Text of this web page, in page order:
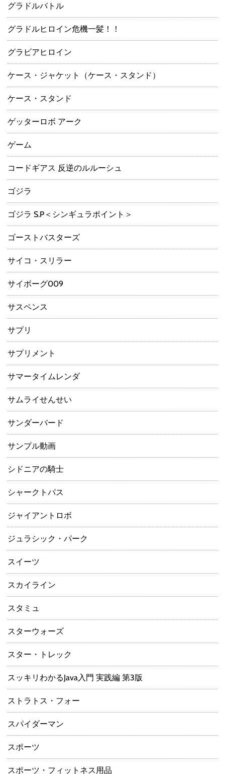
グラドルバトル
グラドルヒロイン危機一髪！！
グラビアヒロイン
ケース・ジャケット（ケース・スタンド）
ケース・スタンド
ゲッターロボ アーク
ゲーム
コードギアス 反逆のルルーシュ
ゴジラ
ゴジラ S.P＜シンギュラポイント＞
ゴーストバスターズ
サイコ・スリラー
サイボーグ009
サスペンス
サプリ
サプリメント
サマータイムレンダ
サムライせんせい
サンダーバード
サンプル動画
シドニアの騎士
シャークトパス
ジャイアントロボ
ジュラシック・パーク
スイーツ
スカイライン
スタミュ
スターウォーズ
スター・トレック
スッキリわかるJava入門 実践編 第3版
ストラトス・フォー
スパイダーマン
スポーツ
スポーツ・フィットネス用品